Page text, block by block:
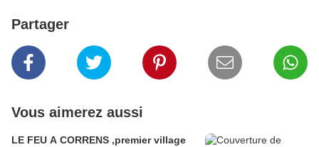
Partager
Vous aimerez aussi
LE FEU A CORRENS ,premier village